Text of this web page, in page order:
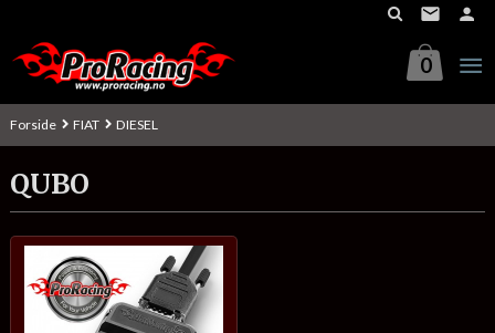
innholdet
0
Forside FIAT DIESEL
QUBO